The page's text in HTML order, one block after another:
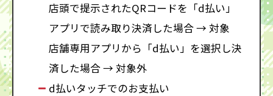
店頭で提示されたQRコードを「d払い」
アプリで読み取り決済した場合 → 対象
店舗専用アプリから「d払い」を選択し決
済した場合 → 対象外
d払いタッチでのお支払い